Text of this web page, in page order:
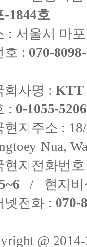
-1844호
: 서울시 마
호 : 070-
회사명 : KTT
: 0-1055-
현지주소 :
Nua,
현지전화번
/ 현지비
넷전화 : 070-
@